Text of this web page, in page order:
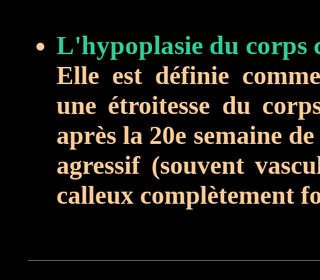
L'hypoplasie du corps
Elle est définie
une étroitesse du
après la 20e semaine
agressif (souvent
calleux complètement